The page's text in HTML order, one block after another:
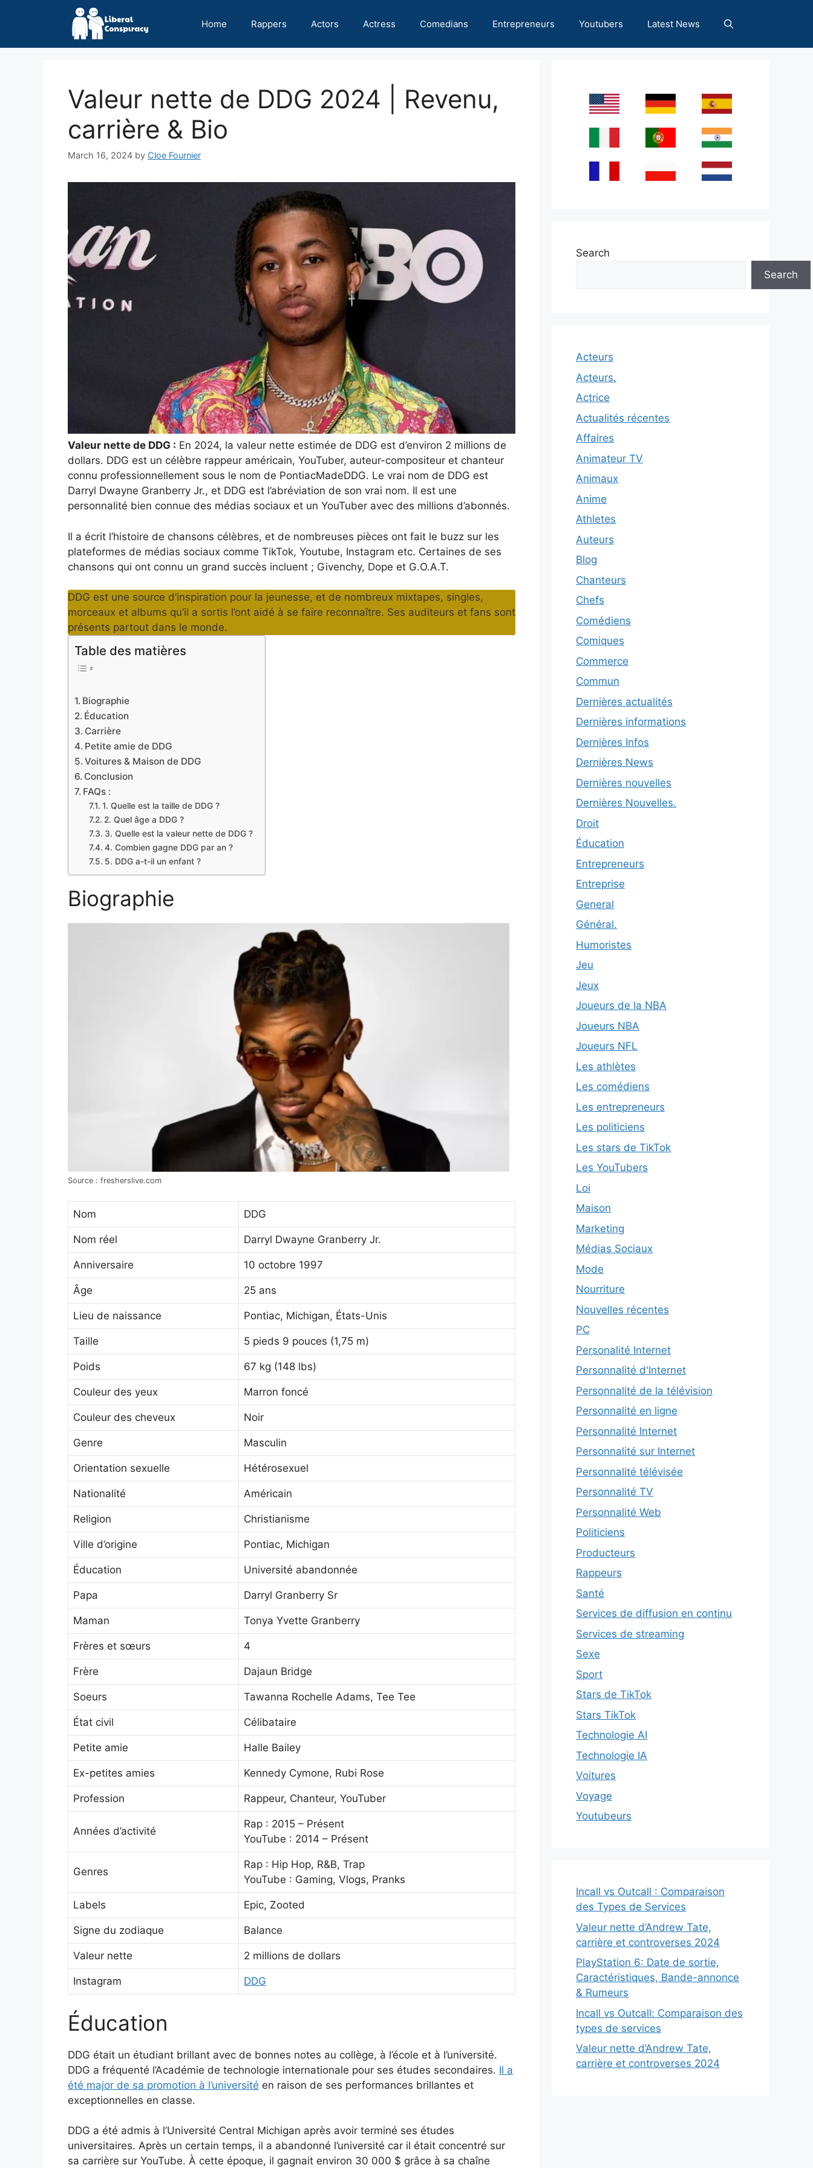
Home Rappers Actors Actress Comedians Entrepreneurs Youtubers Latest News
Valeur nette de DDG 2024 | Revenu,
carrière & Bio
March 16, 2024 by Cloe Fournier
Valeur nette de DDG : En 2024, la valeur nette estimée de DDG est d’environ 2 millions de
dollars. DDG est un célèbre rappeur américain, YouTuber, auteur-compositeur et chanteur
connu professionnellement sous le nom de PontiacMadeDDG. Le vrai nom de DDG est
Darryl Dwayne Granberry Jr., et DDG est l’abréviation de son vrai nom. Il est une
personnalité bien connue des médias sociaux et un YouTuber avec des millions d’abonnés.
Il a écrit l’histoire de chansons célèbres, et de nombreuses pièces ont fait le buzz sur les
plateformes de médias sociaux comme TikTok, Youtube, Instagram etc. Certaines de ses
chansons qui ont connu un grand succès incluent ; Givenchy, Dope et G.O.A.T.
DDG est une source d’inspiration pour la jeunesse, et de nombreux mixtapes, singles,
morceaux et albums qu’il a sortis l’ont aidé à se faire reconnaître. Ses auditeurs et fans sont
présents partout dans le monde.
Table des matières
Biographie
Éducation
Carrière
Petite amie de DDG
Voitures & Maison de DDG
Conclusion
FAQs :
1. Quelle est la taille de DDG ?
2. Quel âge a DDG ?
3. Quelle est la valeur nette de DDG ?
4. Combien gagne DDG par an ?
5. DDG a-t-il un enfant ?
Biographie
Source : fresherslive.com
Nom DDG
Nom réel Darryl Dwayne Granberry Jr.
Anniversaire 10 octobre 1997
Âge 25 ans
Lieu de naissance Pontiac, Michigan, États-Unis
Taille 5 pieds 9 pouces (1,75 m)
Poids 67 kg (148 lbs)
Couleur des yeux Marron foncé
Couleur des cheveux Noir
Genre Masculin
Orientation sexuelle Hétérosexuel
Nationalité Américain
Religion Christianisme
Ville d’origine Pontiac, Michigan
Éducation Université abandonnée
Papa Darryl Granberry Sr
Maman Tonya Yvette Granberry
Frères et sœurs 4
Frère Dajaun Bridge
Soeurs Tawanna Rochelle Adams, Tee Tee
État civil Célibataire
Petite amie Halle Bailey
Ex-petites amies Kennedy Cymone, Rubi Rose
Profession Rappeur, Chanteur, YouTuber
Années d’activité
Rap : 2015 – Présent
YouTube : 2014 – Présent
Genres
Rap : Hip Hop, R&B, Trap
YouTube : Gaming, Vlogs, Pranks
Labels Epic, Zooted
Signe du zodiaque Balance
Valeur nette 2 millions de dollars
Instagram DDG
Éducation
DDG était un étudiant brillant avec de bonnes notes au collège, à l’école et à l’université.
DDG a fréquenté l’Académie de technologie internationale pour ses études secondaires. Il a
été major de sa promotion à l’université en raison de ses performances brillantes et
exceptionnelles en classe.
DDG a été admis à l’Université Central Michigan après avoir terminé ses études
universitaires. Après un certain temps, il a abandonné l’université car il était concentré sur
sa carrière sur YouTube. À cette époque, il gagnait environ 30 000 $ grâce à sa chaîne
Search
Search
Acteurs
Acteurs.
Actrice
Actualités récentes
Affaires
Animateur TV
Animaux
Anime
Athletes
Auteurs
Blog
Chanteurs
Chefs
Comédiens
Comiques
Commerce
Commun
Dernières actualités
Dernières informations
Dernières Infos
Dernières News
Dernières nouvelles
Dernières Nouvelles.
Droit
Éducation
Entrepreneurs
Entreprise
General
Général.
Humoristes
Jeu
Jeux
Joueurs de la NBA
Joueurs NBA
Joueurs NFL
Les athlètes
Les comédiens
Les entrepreneurs
Les politiciens
Les stars de TikTok
Les YouTubers
Loi
Maison
Marketing
Médias Sociaux
Mode
Nourriture
Nouvelles récentes
PC
Personalité Internet
Personnalité d'Internet
Personnalité de la télévision
Personnalité en ligne
Personnalité Internet
Personnalité sur Internet
Personnalité télévisée
Personnalité TV
Personnalité Web
Politiciens
Producteurs
Rappeurs
Santé
Services de diffusion en continu
Services de streaming
Sexe
Sport
Stars de TikTok
Stars TikTok
Technologie AI
Technologie IA
Voitures
Voyage
Youtubeurs
Incall vs Outcall : Comparaison
des Types de Services
Valeur nette d’Andrew Tate,
carrière et controverses 2024
PlayStation 6: Date de sortie,
Caractéristiques, Bande-annonce
& Rumeurs
Incall vs Outcall: Comparaison des
types de services
Valeur nette d’Andrew Tate,
carrière et controverses 2024